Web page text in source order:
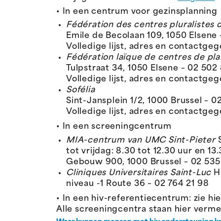
• In een centrum voor gezinsplanning
Fédération des centres pluralistes
Emile de Becolaan 109, 1050 Elsene
Volledige lijst, adres en
Fédération laïque de centres de
Tulpstraat 34, 1050 Elsene – 02 502
Volledige lijst, adres en
Sofélia
Sint-Jansplein 1/2, 1000 Brussel –
Volledige lijst, adres en
• In een screeningcentrum
MIA-centrum van UMC Sint-Pieter
tot vrijdag: 8.30 tot 12.30 uur en
Gebouw 900, 1000 Brussel – 02
Cliniques Universitaires Saint-Luc
niveau -1 Route 36 – 02 764 21 98
• In een hiv-referentiecentrum: zie
Alle screeningcentra staan hier